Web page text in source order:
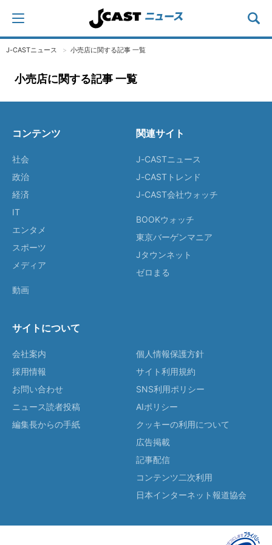
J-CASTニュース 小売店に関する記事 一覧
小売店に関する記事 一覧
コンテンツ
社会
政治
経済
IT
エンタメ
スポーツ
メディア
動画
関連サイト
J-CASTニュース
J-CASTトレンド
J-CAST会社ウォッチ
BOOKウォッチ
東京バーゲンマニア
Jタウンネット
ゼロまる
サイトについて
会社案内
採用情報
お問い合わせ
ニュース読者投稿
編集長からの手紙
個人情報保護方針
サイト利用規約
SNS利用ポリシー
AIポリシー
クッキーの利用について
広告掲載
記事配信
コンテンツ二次利用
日本インターネット報道協会